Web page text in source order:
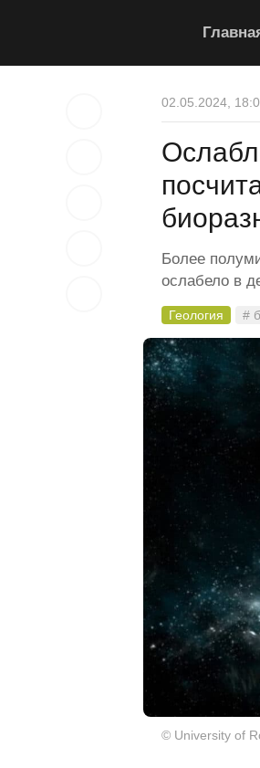
02.05.2024,
Более
ослабело в
Геология #
© University of